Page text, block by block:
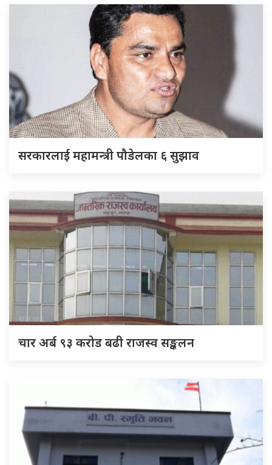
सरकारलाई महामन्त्री पौडेलका ६ सुझाव
चार अर्ब ९३ करोड बढी राजस्व सङ्कलन